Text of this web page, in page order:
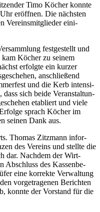
Timo Köcher konn­te
eröff­nen. Die nächs­ten
Ver­eins­mit­glie­der eini­
fest­ge­stellt und
Köcher zu sei­nem
erfolg­te ein kur­zer
anschlie­ßend
und die Kerb inten­si­
dass sich bei­de Ver­an­stal­tun­
eta­bliert und vie­le
sprach Köcher im
sei­nen Dank aus.
Tho­mas Zitz­mann infor­
des Ver­eins und stell­te die
dar. Nach­dem der Wirt­
Abschluss des Kas­sen­be­
eine kor­rek­te Ver­wal­tung
vor­ge­tra­ge­nen Berich­ten
konn­te der Vor­stand für die